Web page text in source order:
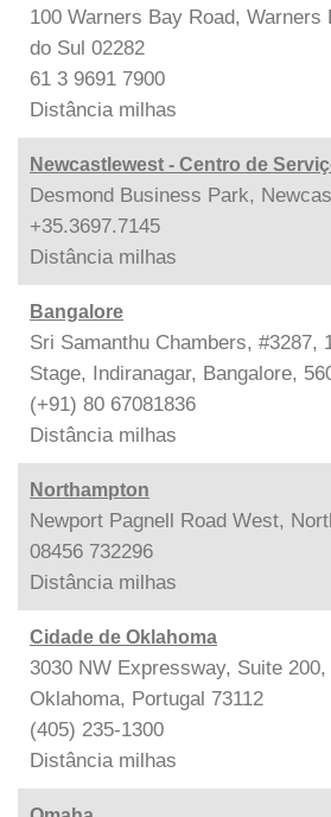
100 Warners Bay Road, Warners
do Sul 02282
61 3 9691 7900
Distância milhas
Newcastlewest - Centro de
Desmond Business Park,
+35.3697.7145
Distância milhas
Bangalore
Sri Samanthu Chambers, #3287,
Stage, Indiranagar, Bangalore,
(+91) 80 67081836
Distância milhas
Northampton
Newport Pagnell Road West,
08456 732296
Distância milhas
Cidade de Oklahoma
3030 NW Expressway, Suite
Oklahoma, Portugal 73112
(405) 235-1300
Distância milhas